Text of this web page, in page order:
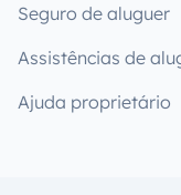
Seguro de aluguer
Assistências de
Ajuda proprietário